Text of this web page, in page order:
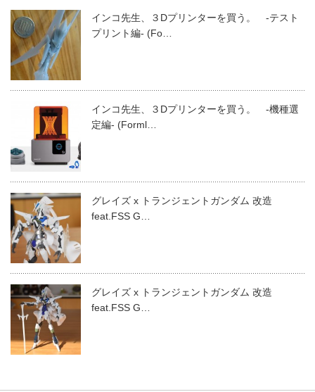
インコ先生、３Dプリンターを買う。 -テスト
プリント編- (Fo…
インコ先生、３Dプリンターを買う。 -機種選
定編- (Forml…
グレイズ x トランジェントガンダム 改造
feat.FSS G…
グレイズ x トランジェントガンダム 改造
feat.FSS G…